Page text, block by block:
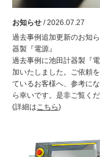
お客様インタビュー
RECRUIT
採用情報
GREEN
環境への取り組み
お知らせ / 2026.07.27
過去事例追加更新のお知
器製『電源』
過去事例に池田計器製『
加いたしました。ご依頼
ているお客様へ、参考に
ら幸いです。是非ご覧くだ
(詳細はこちら)